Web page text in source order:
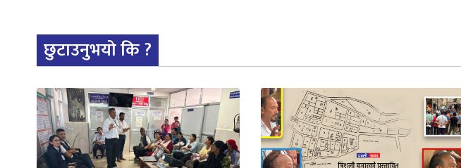
छुटाउनुभयो कि ?